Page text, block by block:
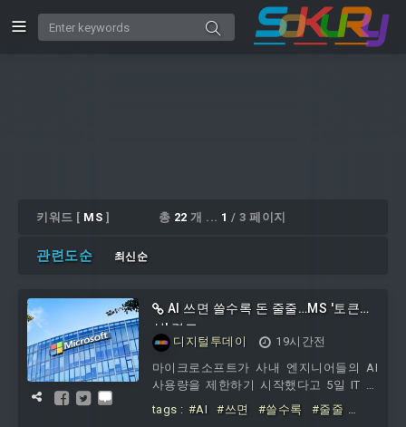
키워드 [ MS ] 총 22 개 ... 1 / 3 페이지
관련도순 최신순
AI 쓰면 쓸수록 돈 줄줄…MS '토큰맥
싱' 경고
디지털투데이
19시간전
마이크로소프트가 사내 엔지니어들의 AI
사용량을 제한하기 시작했다고 5일 IT 매
체 테크레이더가 전했다.문제는 이른바 토
큰맥싱이다. 이는 직원들이 필요 이상으로
tags : #AI #쓰면 #쓸수록
#줄줄